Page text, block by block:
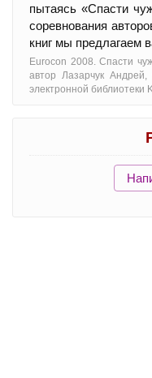
пытаясь «Спасти
соревнования
книг мы предлагаем
Eurocon 2008. Спасти
автор Лазарчук
электронной библиотеки